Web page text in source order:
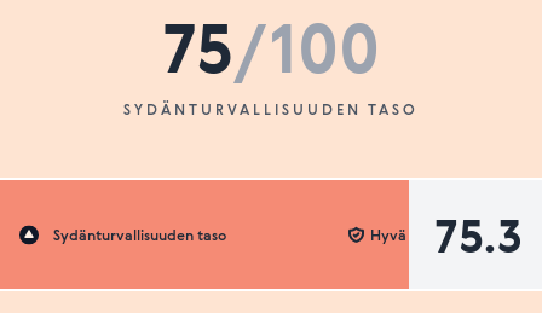
75/100
SYDÄNTURVALLISUUDEN TASO
Sydänturvallisuuden taso 75.3
Hyvä